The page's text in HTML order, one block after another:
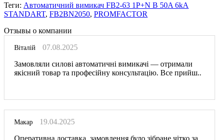
Теги: Автоматичний вимикач FB2-63 1P+N B 50A 6kA
STANDART, FB2BN2050, PROMFACTOR
Отзывы о компании
Віталій
07.08.2025
Замовляли силові автоматичні вимикачі — отримали
якісний товар та професійну консультацію. Все прийш..
Макар
19.04.2025
Оперативна доставка, замовлення було зібране чітко за